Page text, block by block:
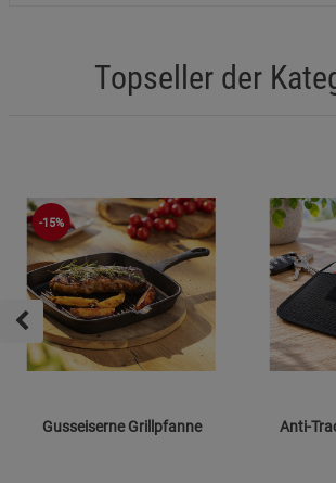
Topseller der
-15%
Gusseiserne Grillpfanne Anti-